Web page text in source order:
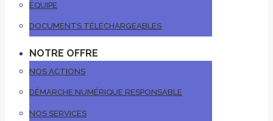
ÉQUIPE
DOCUMENTS TÉLÉCHARGEABLES
NOTRE OFFRE
NOS ACTIONS
DÉMARCHE NUMÉRIQUE RESPONSABLE
NOS SERVICES